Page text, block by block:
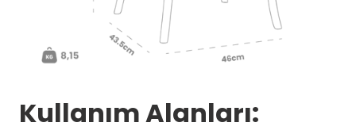
Kullanım Alanları: